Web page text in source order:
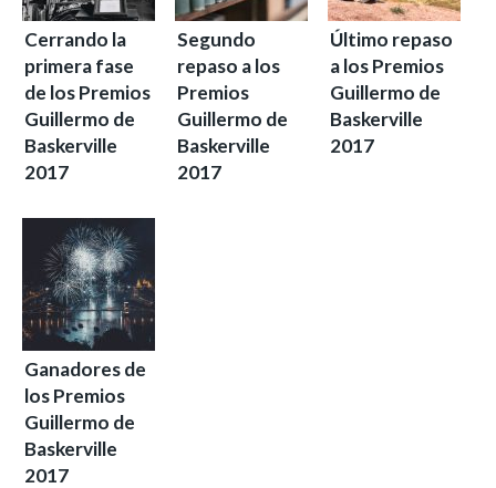
Cerrando la
primera fase
de los Premios
Guillermo de
Baskerville
2017
Segundo
repaso a los
Premios
Guillermo de
Baskerville
2017
Último repaso
a los Premios
Guillermo de
Baskerville
2017
Ganadores de
los Premios
Guillermo de
Baskerville
2017